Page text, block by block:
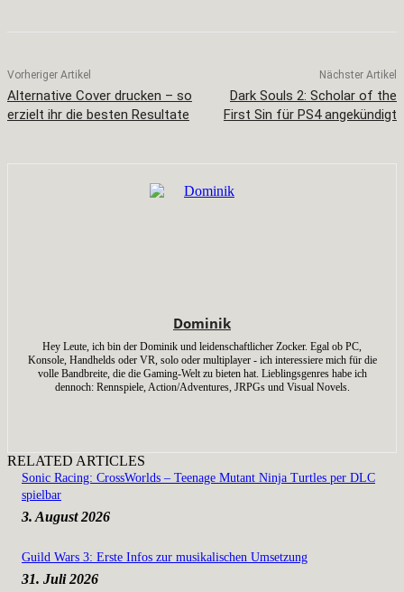
Vorheriger Artikel
Alternative Cover drucken – so
erzielt ihr die besten Resultate
Nächster Artikel
Dark Souls 2: Scholar of the
First Sin für PS4 angekündigt
Dominik
Hey Leute, ich bin der Dominik und leidenschaftlicher Zocker. Egal ob PC,
Konsole, Handhelds oder VR, solo oder multiplayer - ich interessiere mich für die
volle Bandbreite, die die Gaming-Welt zu bieten hat. Lieblingsgenres habe ich
dennoch: Rennspiele, Action/Adventures, JRPGs und Visual Novels.
RELATED ARTICLES
Sonic Racing: CrossWorlds – Teenage Mutant Ninja Turtles per DLC
spielbar
3. August 2026
Guild Wars 3: Erste Infos zur musikalischen Umsetzung
31. Juli 2026